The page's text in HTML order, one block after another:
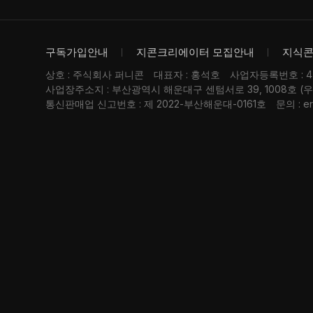
구독가입안내 지콘크리에이터 모집안내 지식
상호 : 주식회사 퍼니콘 대표자 : 홍석호
사업자등록번호 :
사업장주소지 : 부산광역시 해운대구 센텀서로 39, 1008호 (
통신판매업 신고번호 : 제 2022-부산해운대-0161호
문의 :